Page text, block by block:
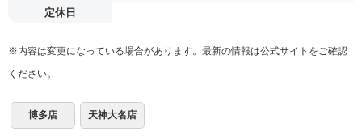
定休日
※内容は変更になっている場合があります。最新の情報は公式サイトをご確認
ください。
博多店 天神大名店